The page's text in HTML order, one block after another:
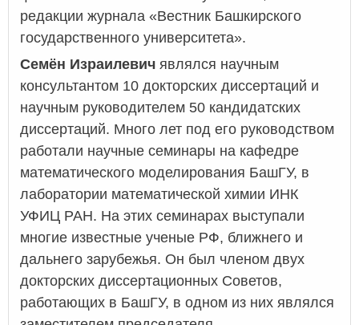
редакции журнала «Вестник Башкирского
государственного университета».
Семён Израилевич являлся научным
консультантом 10 докторских диссертаций и
научным руководителем 50 кандидатских
диссертаций. Много лет под его руководством
работали научные семинары на кафедре
математического моделирования БашГУ, в
лаборатории математической химии ИНК
УФИЦ РАН. На этих семинарах выступали
многие известные ученые РФ, ближнего и
дальнего зарубежья. Он был членом двух
докторских диссертационных Советов,
работающих в БашГУ, в одном из них являлся